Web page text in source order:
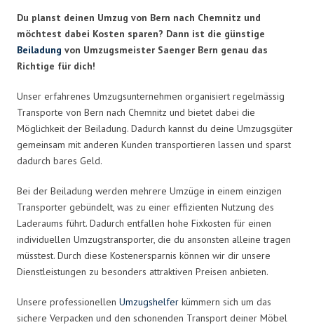
Du planst deinen Umzug von Bern nach Chemnitz und
möchtest dabei Kosten sparen? Dann ist die günstige
Beiladung von Umzugsmeister Saenger Bern genau das
Richtige für dich!
Unser erfahrenes Umzugsunternehmen organisiert regelmässig
Transporte von Bern nach Chemnitz und bietet dabei die
Möglichkeit der Beiladung. Dadurch kannst du deine Umzugsgüter
gemeinsam mit anderen Kunden transportieren lassen und sparst
dadurch bares Geld.
Bei der Beiladung werden mehrere Umzüge in einem einzigen
Transporter gebündelt, was zu einer effizienten Nutzung des
Laderaums führt. Dadurch entfallen hohe Fixkosten für einen
individuellen Umzugstransporter, die du ansonsten alleine tragen
müsstest. Durch diese Kostenersparnis können wir dir unsere
Dienstleistungen zu besonders attraktiven Preisen anbieten.
Unsere professionellen Umzugshelfer kümmern sich um das
sichere Verpacken und den schonenden Transport deiner Möbel